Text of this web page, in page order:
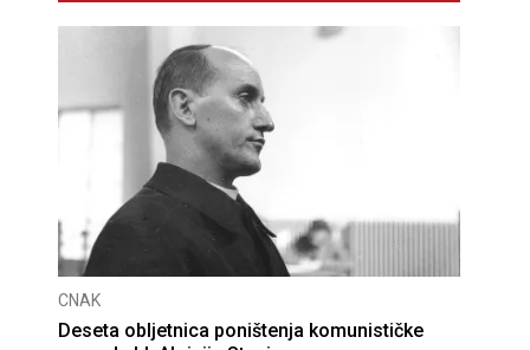
CNAK
Deseta obljetnica poništenja komunističke